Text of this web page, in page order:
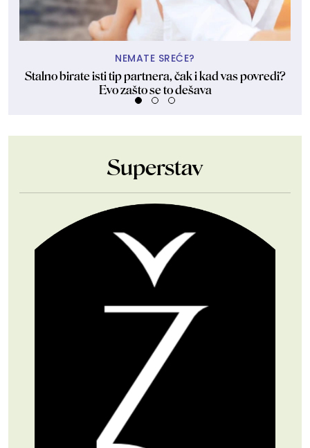
NEMATE SREĆE?
Stalno birate isti tip partnera, čak i kad vas povredi?
Evo zašto se to dešava
Superstav